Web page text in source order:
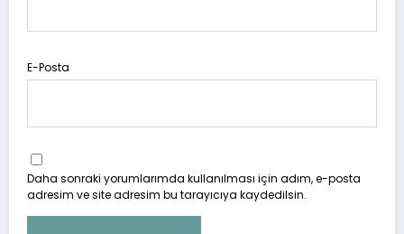
E-Posta
Daha sonraki yorumlarımda kullanılması için adım, e-posta
adresim ve site adresim bu tarayıcıya kaydedilsin.